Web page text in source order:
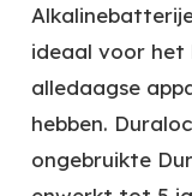
ideaal voor het
alledaagse
hebben.
ongebruikte